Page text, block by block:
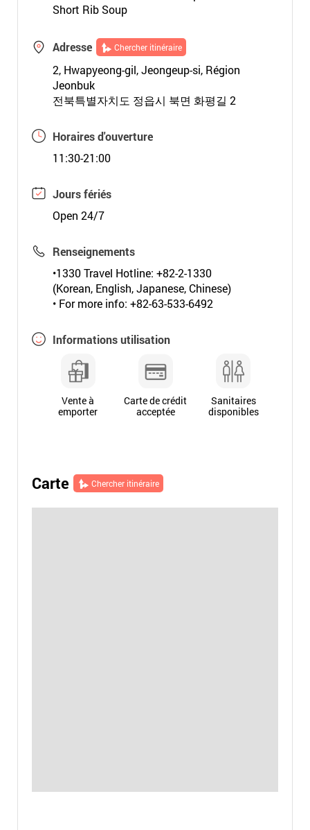
Short Rib Soup
Adresse Chercher itinéraire
2, Hwapyeong-gil, Jeongeup-si, Région
Jeonbuk
전북특별자치도 정읍시 북면 화평길 2
Horaires d'ouverture
11:30-21:00
Jours fériés
Open 24/7
Renseignements
•1330 Travel Hotline: +82-2-1330
(Korean, English, Japanese, Chinese)
• For more info: +82-63-533-6492
Informations utilisation
Vente à
emporter
Carte de crédit
acceptée
Sanitaires
disponibles
Carte Chercher itinéraire